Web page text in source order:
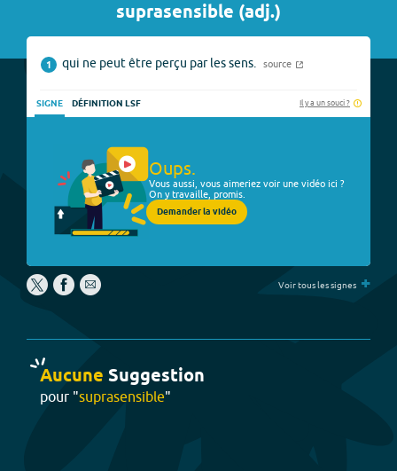
suprasensible (adj.)
1 qui ne peut être perçu par les sens. source
SIGNE DÉFINITION LSF Il y a un souci ?
Oups.
Vous aussi, vous aimeriez voir une vidéo ici ?
On y travaille, promis.
Demander la vidéo
Voir tous les signes +
Aucune Suggestion
pour "suprasensible"